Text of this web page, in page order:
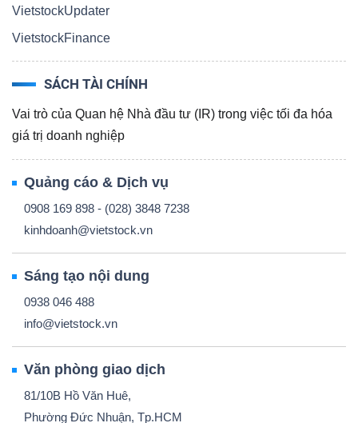
VietstockUpdater
VietstockFinance
SÁCH TÀI CHÍNH
Vai trò của Quan hệ Nhà đầu tư (IR) trong việc tối đa hóa
giá trị doanh nghiệp
Quảng cáo & Dịch vụ
0908 169 898 - (028) 3848 7238
kinhdoanh@vietstock.vn
Sáng tạo nội dung
0938 046 488
info@vietstock.vn
Văn phòng giao dịch
81/10B Hồ Văn Huê,
Phường Đức Nhuận, Tp.HCM
tài
chính
Dữ
liệu
tài
chính